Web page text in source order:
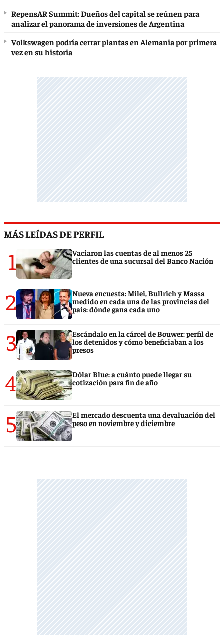
RepensAR Summit: Dueños del capital se reúnen para
analizar el panorama de inversiones de Argentina
Volkswagen podría cerrar plantas en Alemania por primera
vez en su historia
MÁS LEÍDAS DE PERFIL
1
Vaciaron las cuentas de al menos 25
clientes de una sucursal del Banco Nación
2
Nueva encuesta: Milei, Bullrich y Massa
medido en cada una de las provincias del
país: dónde gana cada uno
3
Escándalo en la cárcel de Bouwer: perfil de
los detenidos y cómo beneficiaban a los
presos
4
Dólar Blue: a cuánto puede llegar su
cotización para fin de año
5
El mercado descuenta una devaluación del
peso en noviembre y diciembre